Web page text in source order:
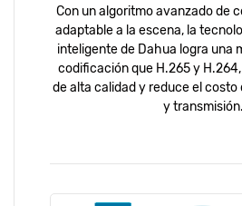
Con un algoritmo avanzado de
adaptable a la escena, la
inteligente de Dahua logra una
codificación que H.265 y
de alta calidad y reduce el
y transmisión.